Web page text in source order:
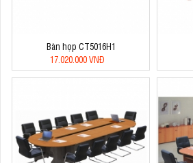
Bàn họp CT5016H1
17.020.000 VNĐ